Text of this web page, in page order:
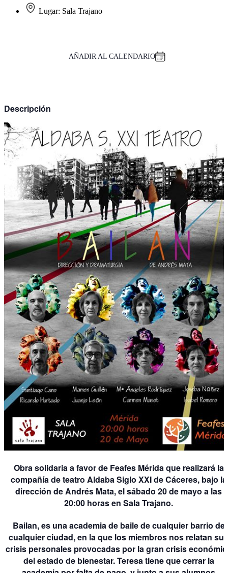
Lugar: Sala Trajano
AÑADIR AL CALENDARIO
Descripción
Obra solidaria a favor de Feafes Mérida que realizará la
compañía de teatro Aldaba Siglo XXI de Cáceres, bajo la
dirección de Andrés Mata, el sábado 20 de mayo a las
20:00 horas en Sala Trajano.
Bailan, es una academia de baile de cualquier barrio de
cualquier ciudad, en la que los miembros nos relatan sus
crisis personales provocadas por la gran crisis
del estado de bienestar. Teresa tiene que cerrar la